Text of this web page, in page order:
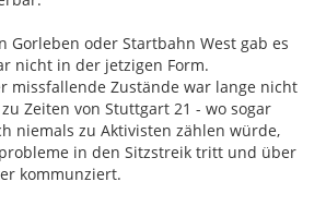
Gorleben oder Startbahn West gab es
nicht in der jetzigen Form.
missfallende Zustände war lange nicht
Zeiten von Stuttgart 21 - wo sogar
niemals zu Aktivisten zählen würde,
in den Sitzstreik tritt und über
kommunziert.